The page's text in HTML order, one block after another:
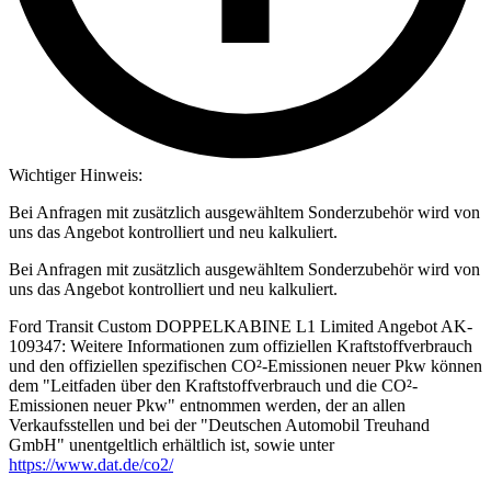
Wichtiger Hinweis:
Bei Anfragen mit zusätzlich ausgewähltem Sonderzubehör wird von
uns das Angebot kontrolliert und neu kalkuliert.
Bei Anfragen mit zusätzlich ausgewähltem Sonderzubehör wird von
uns das Angebot kontrolliert und neu kalkuliert.
Ford Transit Custom DOPPELKABINE L1 Limited Angebot AK-
109347: Weitere Informationen zum offiziellen Kraftstoffverbrauch
und den offiziellen spezifischen CO²-Emissionen neuer Pkw können
dem "Leitfaden über den Kraftstoffverbrauch und die CO²-
Emissionen neuer Pkw" entnommen werden, der an allen
Verkaufsstellen und bei der "Deutschen Automobil Treuhand
GmbH" unentgeltlich erhältlich ist, sowie unter
https://www.dat.de/co2/